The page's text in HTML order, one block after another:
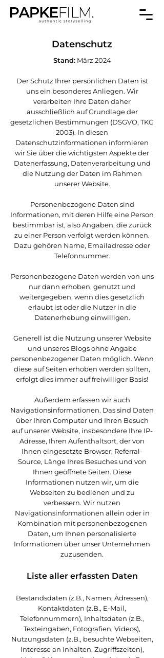
Datenschutz
Stand:März 2024
Der Schutz Ihrer persönlichen Daten ist
uns ein besonderes Anliegen. Wir
verarbeiten Ihre Daten daher
ausschließlich auf Grundlage der
gesetzlichen Bestimmungen (DSGVO, TKG
2003). In diesen
Datenschutzinformationen informieren
wir Sie über die wichtigsten Aspekte der
Datenerfassung, Datenverarbeitung und
die Nutzung der Daten im Rahmen
unserer Website.
Personenbezogene Daten sind
Informationen, mit deren Hilfe eine Person
bestimmbar ist, also Angaben, die zurück
zu einer Person verfolgt werden können.
Dazu gehören Name, Emailadresse oder
Telefonnummer.
Personenbezogene Daten werden von uns
nur dann erhoben, genutzt und
weitergegeben, wenn dies gesetzlich
erlaubt ist oder die Nutzer in die
Datenerhebung einwilligen.
Generell ist die Nutzung unserer Website
und unseres Blogs ohne Angabe
personenbezogener Daten möglich. Wenn
diese auf Seiten erhoben werden sollten,
erfolgt dies immer auf freiwilliger Basis!
Außerdem erfassen wir auch
Navigationsinformationen. Das sind Daten
über Ihren Computer und Ihren Besuch
auf unserer Website, insbesondere Ihre IP-
Adresse, Ihren Aufenthaltsort, der von
Ihnen eingesetzte Browser, Referral-
Source, Länge Ihres Besuches und von
Ihnen geöffnete Seiten. Diese
Informationen nutzen wir, um die
Webseiten zu bedienen und zu
verbessern. Wir nutzen
Navigationsinformationen allein oder in
Kombination mit personenbezogenen
Daten, um Ihnen personalisierte
Informationen über unser Unternehmen
zuzusenden.
Liste aller erfassten Daten
Bestandsdaten (z.B., Namen, Adressen),
Kontaktdaten (z.B., E-Mail,
Telefonnummern), Inhaltsdaten (z.B.,
Texteingaben, Fotografien, Videos),
Nutzungsdaten (z.B., besuchte Webseiten,
Interesse an Inhalten, Zugriffszeiten),